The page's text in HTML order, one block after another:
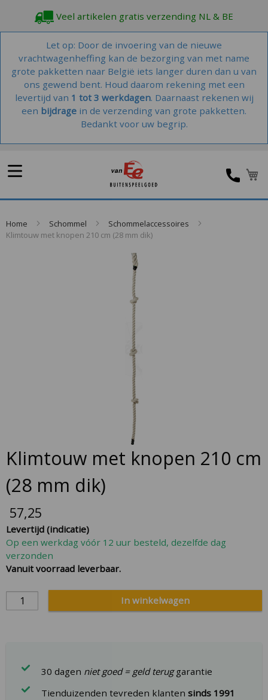
Veel artikelen gratis verzending NL & BE
Let op: Door de invoering van de nieuwe
vrachtwagenheffing kan de bezorging van met name
grote pakketten naar België iets langer duren dan u van
ons gewend bent. Houd daarom rekening met een
levertijd van 1 tot 3 werkdagen. Daarnaast rekenen wij
een bijdrage in de verzending van grote pakketten.
Bedankt voor uw begrip.
Home Schommel
Schommelaccessoires
Klimtouw met knopen 210 cm (28 mm dik)
Klimtouw met knopen 210 cm
(28 mm dik)
57,25
Levertijd (indicatie)
Op een werkdag vóór 12 uur besteld, dezelfde dag
verzonden
Vanuit voorraad leverbaar.
In winkelwagen
30 dagen niet goed = geld teruggarantie
Tienduizenden tevreden klantensinds 1991
Skip
to
the
beginning
the
images
gallery